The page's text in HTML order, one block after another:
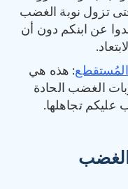
حتى تزول نوبة الغضب
عن ابنكم دون أن
: هذه هي
الغضب الحادة
تجاهلها.